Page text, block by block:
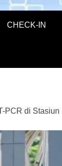
CHECK-IN
PCR di Stasiun